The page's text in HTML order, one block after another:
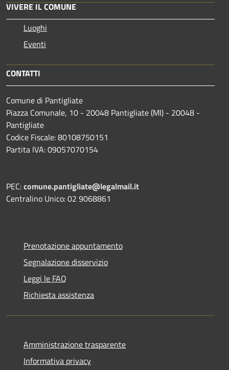
VIVERE IL COMUNE
Luoghi
Eventi
CONTATTI
Comune di Pantigliate
Piazza Comunale, 10 - 20048 Pantigliate (MI) - 20048 -
Pantigliate
Codice Fiscale: 80108750151
Partita IVA: 09057070154
PEC:comune.pantigliate@legalmail.it
Centralino Unico: 02 9068861
Prenotazione appuntamento
Segnalazione disservizio
Leggi le FAQ
Richiesta assistenza
Amministrazione trasparente
Informativa privacy